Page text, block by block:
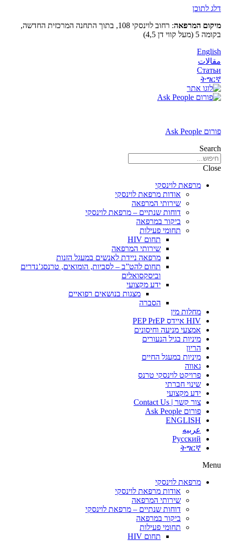
דלג לתוכן
מיקום המרפאה
: רחוב לוינסקי 108, בתוך התחנה המרכזית החדשה,
בקומה 5 (מעל קווי דן 4,5)
English
مقالات
Статьи
ትግርኛ
פורום Ask People
Search
Close
מרפאת לוינסקי
אודות מרפאת לוינסקי
שירותי המרפאה
דוחות שנתיים – מרפאת לוינסקי
ביקור במרפאה
תחומי פעילות
תחום HIV
שירותי המרפאה
מרפאה ניידת לאנשים במעגל הזנות
תחום להט”ב – לסביות, הומואים, טרנסג’נדרים
וביסקסואלים
ידע מקצועי
מצגות בנושאים רפואיים
הסברה
מחלות מין
HIV איידס PEP PrEP
אמצעי מניעה וחיסונים
מיניות בגיל הנעורים
הריון
מיניות במעגל החיים
גאווה
פרויקט לוינסקי טרנס
שינוי חברתי
ידע מקצועי
צור קשר | Contact Us
פורום Ask People
ENGLISH
عربيه
Русский
ትግርኛ
Menu
מרפאת לוינסקי
אודות מרפאת לוינסקי
שירותי המרפאה
דוחות שנתיים – מרפאת לוינסקי
ביקור במרפאה
תחומי פעילות
תחום HIV